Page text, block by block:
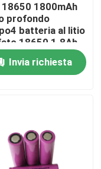
18650 1800mAh
profondo
batteria al litio
18650 1.8Ah
Invia richiesta